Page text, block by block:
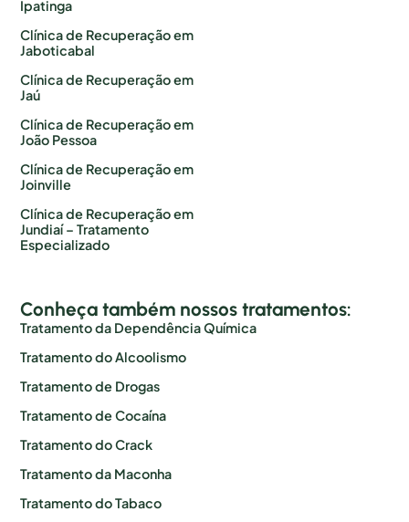
Ipatinga
Clínica de Recuperação em
Jaboticabal
Clínica de Recuperação em
Jaú
Clínica de Recuperação em
João Pessoa
Clínica de Recuperação em
Joinville
Clínica de Recuperação em
Jundiaí – Tratamento
Especializado
Conheça também nossos tratamentos:
Tratamento da Dependência Química
Tratamento do Alcoolismo
Tratamento de Drogas
Tratamento de Cocaína
Tratamento do Crack
Tratamento da Maconha
Tratamento do Tabaco